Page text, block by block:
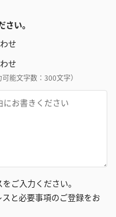
い。
せ
せ
可能文字数：300文字）
ご入力ください。
と必要事項のご登録をお